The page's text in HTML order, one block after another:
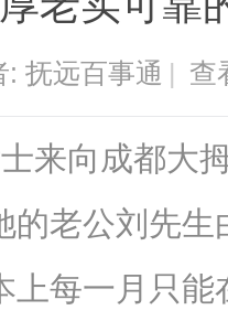
: 抚远百事通 | 查
来向成都大
的老公刘先
上每一月只